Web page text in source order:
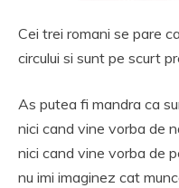
Cei trei romani se pare
circului si sunt pe scurt
As putea fi mandra ca
nici cand vine vorba de
nici cand vine vorba de
nu imi imaginez cat